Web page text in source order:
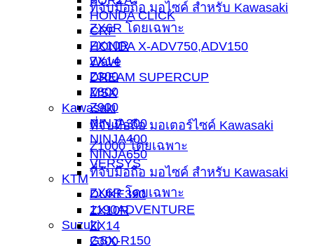
ที่จับมือถือ มอไซค์ สำหรับ Kawasaki
ZX6R โดยเฉพาะ
ZX10R
ZX14
Z300
Z800
Z900
ที่จับมือถือ มอเตอร์ไซค์ Kawasaki
Z1000 โดยเฉพาะ
VERSYS
KTM
DUKE390
1190ADVENTURE
Suzuki
GSX-R150
HONDA CLICK
CRF
HONDA X-ADV750,ADV150
Wave
DREAM SUPERCUP
MSX
Kawasaki
NINJA300
NINJA400
NINJA650
ที่จับมือถือ มอไซค์ สำหรับ Kawasaki
ZX6R โดยเฉพาะ
ZX10R
ZX14
Z300